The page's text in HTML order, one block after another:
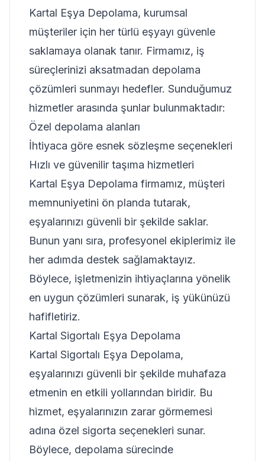
Kartal Eşya Depolama, kurumsal
müşteriler için her türlü eşyayı güvenle
saklamaya olanak tanır. Firmamız, iş
süreçlerinizi aksatmadan depolama
çözümleri sunmayı hedefler. Sunduğumuz
hizmetler arasında şunlar bulunmaktadır:
Özel depolama alanları
İhtiyaca göre esnek sözleşme seçenekleri
Hızlı ve güvenilir taşıma hizmetleri
Kartal Eşya Depolama firmamız, müşteri
memnuniyetini ön planda tutarak,
eşyalarınızı güvenli bir şekilde saklar.
Bunun yanı sıra, profesyonel ekiplerimiz ile
her adımda destek sağlamaktayız.
Böylece, işletmenizin ihtiyaçlarına yönelik
en uygun çözümleri sunarak, iş yükünüzü
hafifletiriz.
Kartal Sigortalı Eşya Depolama
Kartal Sigortalı Eşya Depolama,
eşyalarınızı güvenli bir şekilde muhafaza
etmenin en etkili yollarından biridir. Bu
hizmet, eşyalarınızın zarar görmemesi
adına özel sigorta seçenekleri sunar.
Böylece, depolama sürecinde